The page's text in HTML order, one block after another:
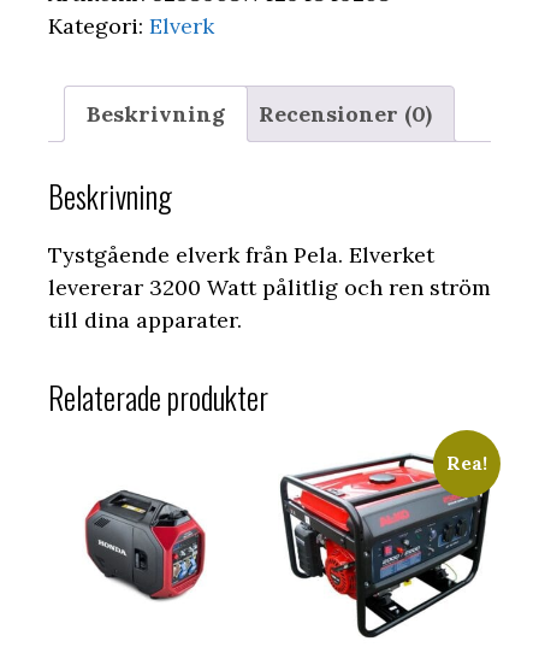
Kategori: Elverk
Beskrivning Recensioner (0)
Beskrivning
Tystgående elverk från Pela. Elverket
levererar 3200 Watt pålitlig och ren ström
till dina apparater.
Relaterade produkter
Rea!